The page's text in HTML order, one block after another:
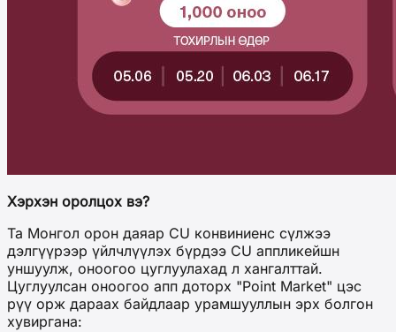
Хэрхэн оролцох вэ?
Та Монгол орон даяар CU конвиниенс сүлжээ
дэлгүүрээр үйлчлүүлэх бүрдээ CU аппликейшн
уншуулж, оноогоо цуглуулахад л хангалттай.
Цуглуулсан оноогоо апп доторх "Point Market" цэс
рүү орж дараах байдлаар урамшууллын эрх болгон
хувиргана: